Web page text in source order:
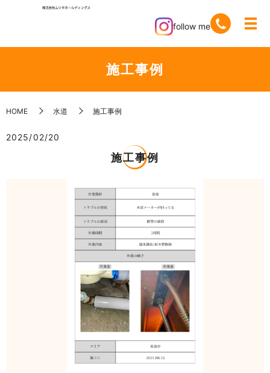
follow me
施工事例
HOME 水道 施工事例
2025/02/20
施工事例